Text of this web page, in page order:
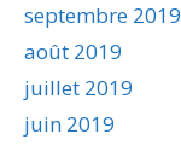
septembre 2019
août 2019
juillet 2019
juin 2019